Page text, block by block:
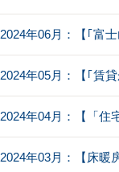
2024年06月：【｢富
2024年05月：【｢賃
2024年04月：【「住
2024年03月：【床暖